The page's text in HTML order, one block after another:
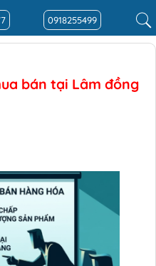
0918255499
bán tại Lâm đồng